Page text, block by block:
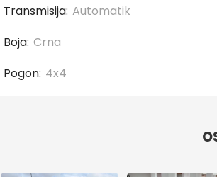
Transmisija:
Automatik
Boja:
Crna
Pogon:
4x4